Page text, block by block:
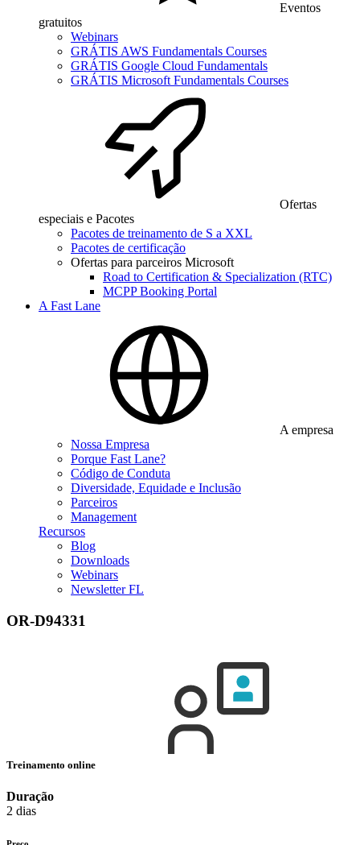
Eventos
gratuitos
Webinars
GRÁTIS AWS Fundamentals Courses
GRÁTIS Google Cloud Fundamentals
GRÁTIS Microsoft Fundamentals Courses
Ofertas
especiais e Pacotes
Pacotes de treinamento de S a XXL
Pacotes de certificação
Ofertas para parceiros Microsoft
Road to Certification & Specialization (RTC)
MCPP Booking Portal
A Fast Lane
A empresa
Nossa Empresa
Porque Fast Lane?
Código de Conduta
Diversidade, Equidade e Inclusão
Parceiros
Management
Recursos
Blog
Downloads
Webinars
Newsletter FL
OR-D94331
Treinamento online
Duração
2 dias